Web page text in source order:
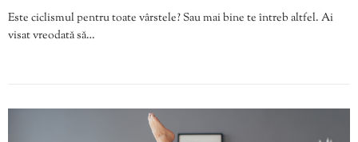
Este ciclismul pentru toate vârstele? Sau mai bine te întreb altfel. Ai
visat vreodată să…